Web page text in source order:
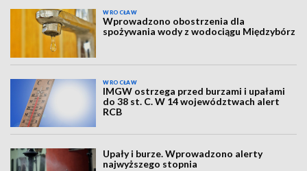
WROCŁAW
Wprowadzono obostrzenia dla
spożywania wody z wodociągu Międzybórz
WROCŁAW
IMGW ostrzega przed burzami i upałami
do 38 st. C. W 14 województwach alert
RCB
Upały i burze. Wprowadzono alerty
najwyższego stopnia